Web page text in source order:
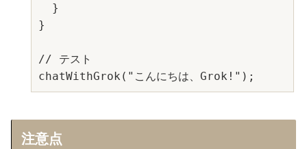
  }
}
// テスト
注意点